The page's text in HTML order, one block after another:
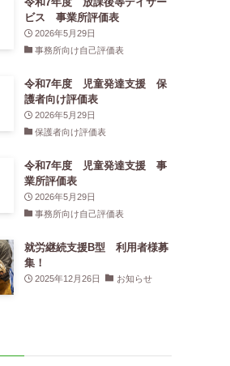
ビス 事業所評価表
2026年5月29日
事務所向け自己評価表
令和7年度 児童発達支援 保
護者向け評価表
2026年5月29日
保護者向け評価表
令和7年度 児童発達支援 事
業所評価表
2026年5月29日
事務所向け自己評価表
就労継続支援B型 利用者様募
集！
2025年12月26日 お知らせ